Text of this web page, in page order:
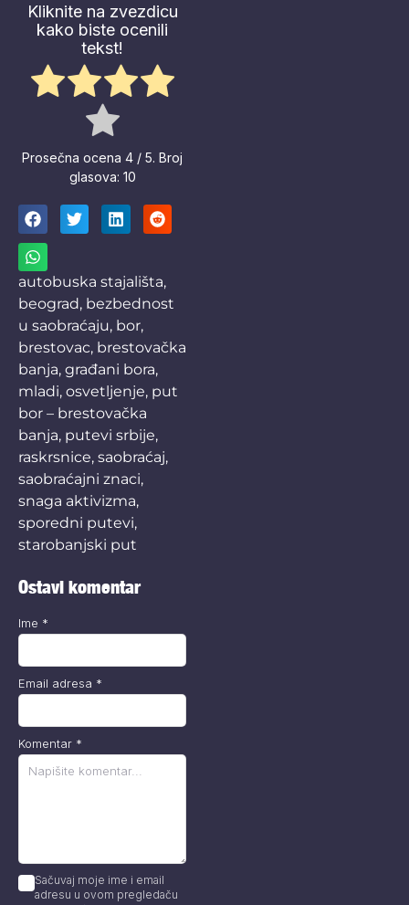
Kliknite na zvezdicu
kako biste ocenili
tekst!
Prosečna ocena 4 / 5. Broj
glasova: 10
autobuska stajališta,
beograd, bezbednost
u saobraćaju, bor,
brestovac, brestovačka
banja, građani bora,
mladi, osvetljenje, put
bor – brestovačka
banja, putevi srbije,
raskrsnice, saobraćaj,
saobraćajni znaci,
snaga aktivizma,
sporedni putevi,
starobanjski put
Ostavi komentar
Komentar *
Ime *
Email adresa *
Sačuvaj moje ime i email
adresu u ovom pregledaču